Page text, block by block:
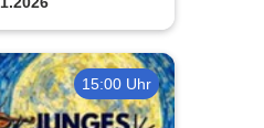
15:00 Uhr